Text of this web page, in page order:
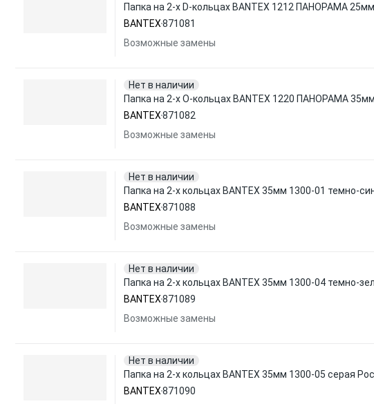
Папка на 2-х D-кольцах BANTEX 1212 ПАНОРАМА
BANTEX871081
Возможные замены
Нет в наличии
Папка на 2-х O-кольцах BANTEX 1220 ПАНОРАМА
BANTEX871082
Возможные замены
Нет в наличии
Папка на 2-х кольцах BANTEX 35мм 1300-01 темно-
BANTEX871088
Возможные замены
Нет в наличии
Папка на 2-х кольцах BANTEX 35мм 1300-04 темно-
BANTEX871089
Возможные замены
Нет в наличии
Папка на 2-х кольцах BANTEX 35мм 1300-05 серая
BANTEX871090